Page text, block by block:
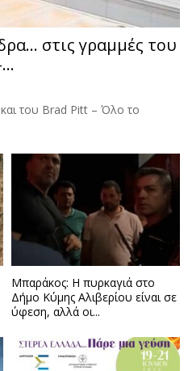
στις γραμμές του
του Brad Pitt – Όλο το
Μπαράκος: Η πυρκαγιά στο
Δήμο Κύμης Αλιβερίου είναι σε
ύφεση, αλλά οι...